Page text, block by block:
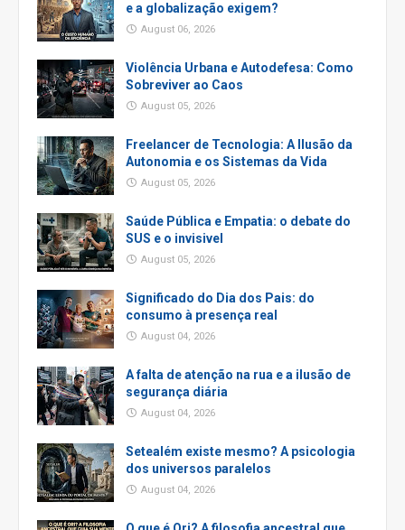
e a globalização exigem?
August 06, 2026
Violência Urbana e Autodefesa: Como
Sobreviver ao Caos
August 05, 2026
Freelancer de Tecnologia: A Ilusão da
Autonomia e os Sistemas da Vida
August 05, 2026
Saúde Pública e Empatia: o debate do
SUS e o invisivel
August 05, 2026
Significado do Dia dos Pais: do
consumo à presença real
August 04, 2026
A falta de atenção na rua e a ilusão de
segurança diária
August 04, 2026
Setealém existe mesmo? A psicologia
dos universos paralelos
August 04, 2026